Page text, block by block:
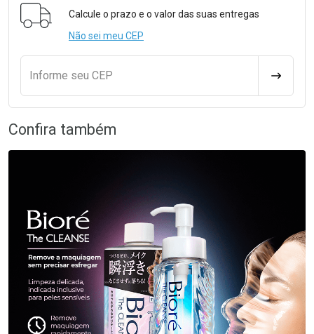
Calcule o prazo e o valor das suas entregas
Não sei meu CEP
Informe seu CEP
Confira também